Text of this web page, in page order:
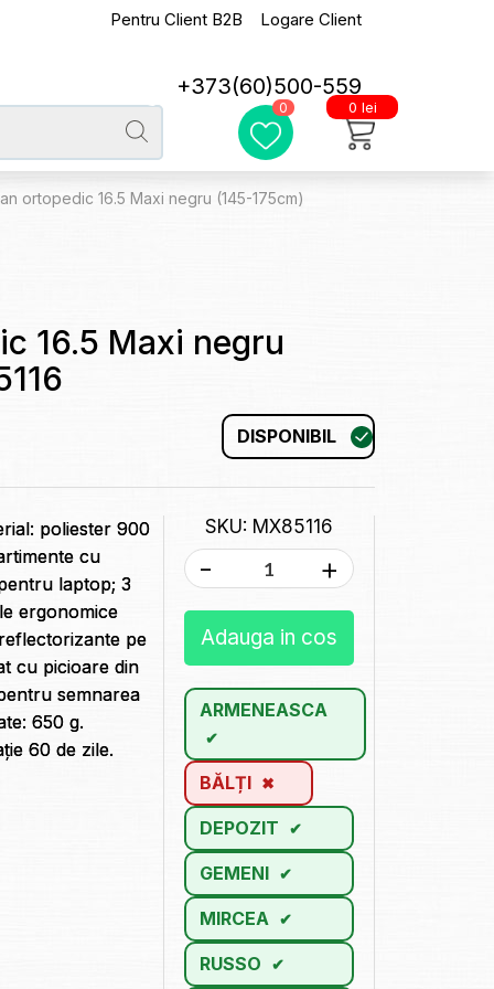
Pentru Client B2B Logare Client
+373(60)500-559
0 0 lei
ortopedic 16.5 Maxi negru (145-175cm)
16.5 Maxi negru
DISPONIBIL
poliester 900
cu
laptop; 3
ergonomice
pe
cu picioare din
semnarea
650 g.
60 de zile.
SKU: MX85116
- +
Adauga in cos
ARMENEASCA
BĂLȚI
DEPOZIT
GEMENI
MIRCEA
RUSSO